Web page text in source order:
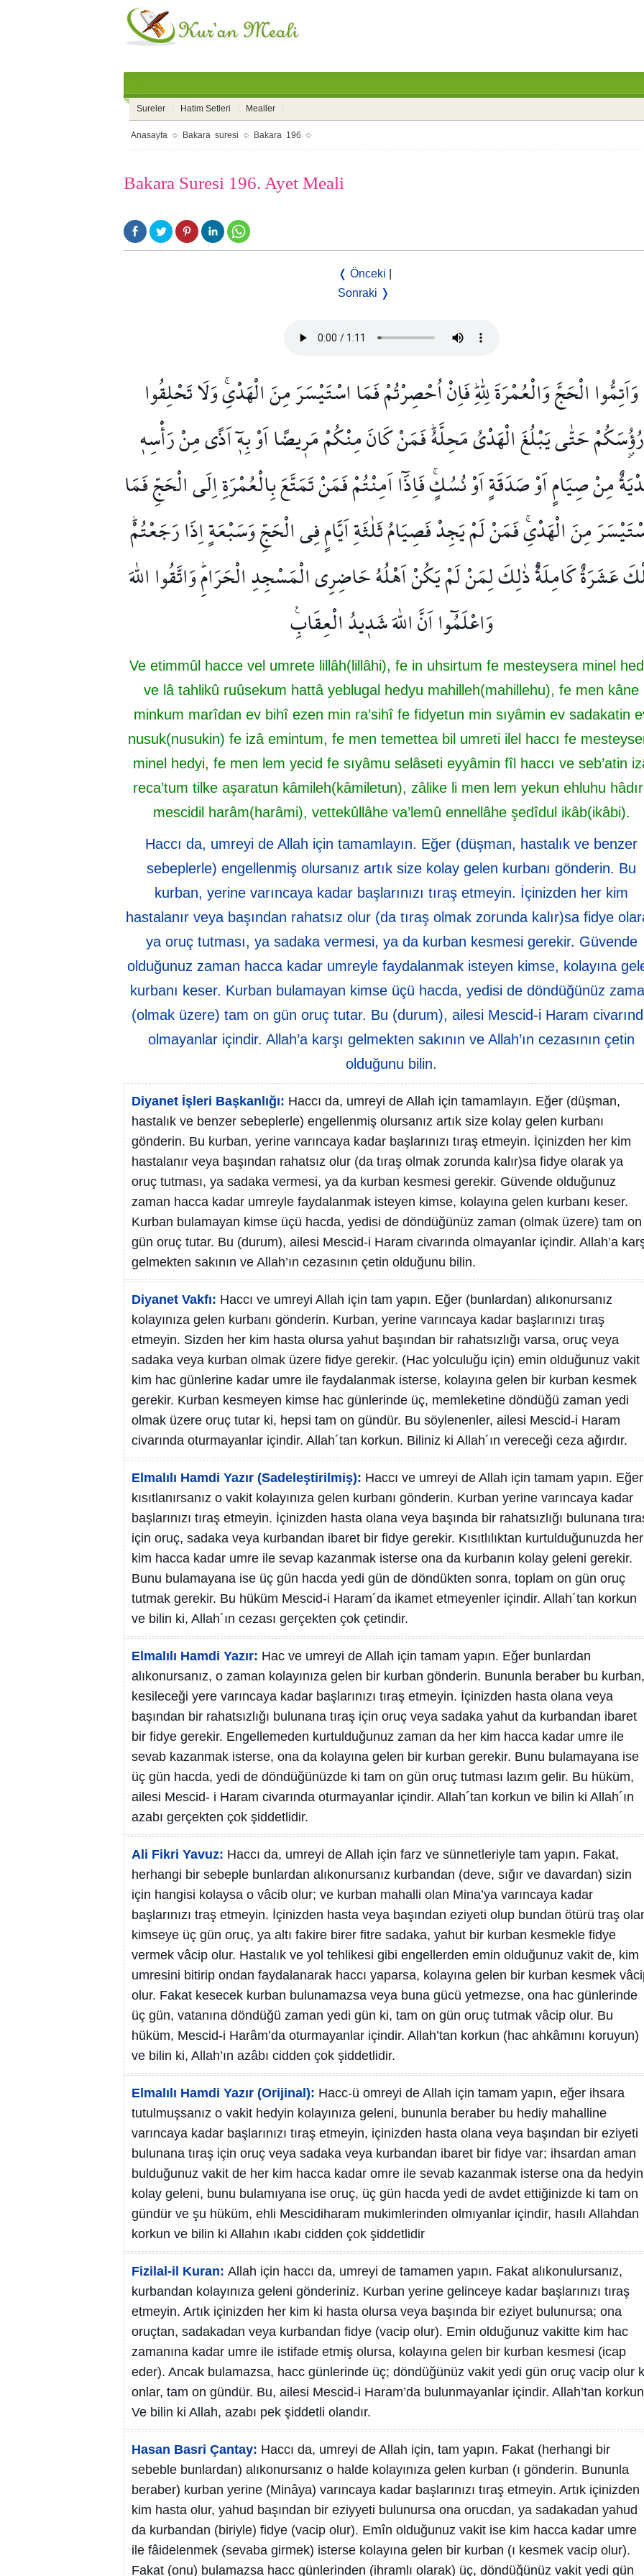
Sureler Hatim Setleri Mealler
Anasayfa Bakara suresi Bakara 196
Bakara Suresi 196. Ayet Meali
❬ Önceki
Sonraki ❭
وَاَتِمُّوا الْحَجَّ وَالْعُمْرَةَ لِلّٰهِۜ فَاِنْ اُحْصِرْتُمْ فَمَا اسْتَيْسَرَ مِنَ الْهَدْيِۚ وَلَا تَحْلِقُوا
رُؤُ۫سَكُمْ حَتّٰى يَبْلُغَ الْهَدْيُ مَحِلَّهُۜ فَمَنْ كَانَ مِنْكُمْ مَر۪يضًا اَوْ بِه۪ٓ اَذًى مِنْ رَأْسِه۪
مِنْ صِيَامٍ اَوْ صَدَقَةٍ اَوْ نُسُكٍۚ فَاِذَٓا اَمِنْتُمْ۠ فَمَنْ تَمَتَّعَ بِالْعُمْرَةِ اِلَى الْحَجِّ فَمَا
مِنَ الْهَدْيِۚ فَمَنْ لَمْ يَجِدْ فَصِيَامُ ثَلٰثَةِ اَيَّامٍ فِي الْحَجِّ وَسَبْعَةٍ اِذَا رَجَعْتُمْۜ
عَشَرَةٌ كَامِلَةٌۜ ذٰلِكَ لِمَنْ لَمْ يَكُنْ اَهْلُهُ حَاضِرِي الْمَسْجِدِ الْحَرَامِۜ وَاتَّقُوا اللّٰهَ
وَاعْلَمُٓوا اَنَّ اللّٰهَ شَد۪يدُ الْعِقَابِ۟
Ve etimmûl hacce vel umrete lillâh(lillâhi), fe in uhsirtum fe mesteysera minel
ve lâ tahlikû ruûsekum hattâ yeblugal hedyu mahilleh(mahillehu), fe men kâne
minkum marîdan ev bihî ezen min ra’sihî fe fidyetun min sıyâmin ev sadakatin
nusuk(nusukin) fe izâ emintum, fe men temettea bil umreti ilel haccı fe
minel hedyi, fe men lem yecid fe sıyâmu selâseti eyyâmin fîl haccı ve seb’atin
reca’tum tilke aşaratun kâmileh(kâmiletun), zâlike li men lem yekun ehluhu
mescidil harâm(harâmi), vettekûllâhe va’lemû ennellâhe şedîdul ikâb(ikâbi).
Haccı da, umreyi de Allah için tamamlayın. Eğer (düşman, hastalık ve benzer
sebeplerle) engellenmiş olursanız artık size kolay gelen kurbanı gönderin. Bu
kurban, yerine varıncaya kadar başlarınızı tıraş etmeyin. İçinizden her kim
hastalanır veya başından rahatsız olur (da tıraş olmak zorunda kalır)sa fidye
ya oruç tutması, ya sadaka vermesi, ya da kurban kesmesi gerekir. Güvende
olduğunuz zaman hacca kadar umreyle faydalanmak isteyen kimse, kolayına
kurbanı keser. Kurban bulamayan kimse üçü hacda, yedisi de döndüğünüz
(olmak üzere) tam on gün oruç tutar. Bu (durum), ailesi Mescid-i Haram
olmayanlar içindir. Allah’a karşı gelmekten sakının ve Allah’ın cezasının çetin
olduğunu bilin.
Diyanet İşleri Başkanlığı: Haccı da, umreyi de Allah için tamamlayın. Eğer (düşman,
hastalık ve benzer sebeplerle) engellenmiş olursanız artık size kolay gelen kurbanı
gönderin. Bu kurban, yerine varıncaya kadar başlarınızı tıraş etmeyin. İçinizden her kim
hastalanır veya başından rahatsız olur (da tıraş olmak zorunda kalır)sa fidye olarak ya
oruç tutması, ya sadaka vermesi, ya da kurban kesmesi gerekir. Güvende olduğunuz
zaman hacca kadar umreyle faydalanmak isteyen kimse, kolayına gelen kurbanı keser.
Kurban bulamayan kimse üçü hacda, yedisi de döndüğünüz zaman (olmak üzere) tam on
gün oruç tutar. Bu (durum), ailesi Mescid-i Haram civarında olmayanlar içindir. Allah’a
gelmekten sakının ve Allah’ın cezasının çetin olduğunu bilin.
Diyanet Vakfı: Haccı ve umreyi Allah için tam yapın. Eğer (bunlardan) alıkonursanız
kolayınıza gelen kurbanı gönderin. Kurban, yerine varıncaya kadar başlarınızı tıraş
etmeyin. Sizden her kim hasta olursa yahut başından bir rahatsızlığı varsa, oruç veya
sadaka veya kurban olmak üzere fidye gerekir. (Hac yolculuğu için) emin olduğunuz vakit
kim hac günlerine kadar umre ile faydalanmak isterse, kolayına gelen bir kurban kesmek
gerekir. Kurban kesmeyen kimse hac günlerinde üç, memleketine döndüğü zaman yedi
olmak üzere oruç tutar ki, hepsi tam on gündür. Bu söylenenler, ailesi Mescid-i Haram
civarında oturmayanlar içindir. Allah´tan korkun. Biliniz ki Allah´ın vereceği ceza ağırdır.
Elmalılı Hamdi Yazır (Sadeleştirilmiş): Haccı ve umreyi de Allah için tamam yapın. Eğer
kısıtlanırsanız o vakit kolayınıza gelen kurbanı gönderin. Kurban yerine varıncaya kadar
başlarınızı tıraş etmeyin. İçinizden hasta olana veya başında bir rahatsızlığı bulunana
için oruç, sadaka veya kurbandan ibaret bir fidye gerekir. Kısıtlılıktan kurtulduğunuzda her
kim hacca kadar umre ile sevap kazanmak isterse ona da kurbanın kolay geleni gerekir.
Bunu bulamayana ise üç gün hacda yedi gün de döndükten sonra, toplam on gün oruç
tutmak gerekir. Bu hüküm Mescid-i Haram´da ikamet etmeyenler içindir. Allah´tan korkun
ve bilin ki, Allah´ın cezası gerçekten çok çetindir.
Elmalılı Hamdi Yazır: Hac ve umreyi de Allah için tamam yapın. Eğer bunlardan
alıkonursanız, o zaman kolayınıza gelen bir kurban gönderin. Bununla beraber bu kurban,
kesileceği yere varıncaya kadar başlarınızı tıraş etmeyin. İçinizden hasta olana veya
başından bir rahatsızlığı bulunana tıraş için oruç veya sadaka yahut da kurbandan ibaret
bir fidye gerekir. Engellemeden kurtulduğunuz zaman da her kim hacca kadar umre ile
sevab kazanmak isterse, ona da kolayına gelen bir kurban gerekir. Bunu bulamayana ise
üç gün hacda, yedi de döndüğünüzde ki tam on gün oruç tutması lazım gelir. Bu hüküm,
ailesi Mescid- i Haram civarında oturmayanlar içindir. Allah´tan korkun ve bilin ki Allah´ın
azabı gerçekten çok şiddetlidir.
Ali Fikri Yavuz: Haccı da, umreyi de Allah için farz ve sünnetleriyle tam yapın. Fakat,
herhangi bir sebeple bunlardan alıkonursanız kurbandan (deve, sığır ve davardan) sizin
için hangisi kolaysa o vâcib olur; ve kurban mahalli olan Mina’ya varıncaya kadar
başlarınızı traş etmeyin. İçinizden hasta veya başından eziyeti olup bundan ötürü traş
kimseye üç gün oruç, ya altı fakire birer fitre sadaka, yahut bir kurban kesmekle fidye
vermek vâcip olur. Hastalık ve yol tehlikesi gibi engellerden emin olduğunuz vakit de, kim
umresini bitirip ondan faydalanarak haccı yaparsa, kolayına gelen bir kurban kesmek
olur. Fakat kesecek kurban bulunamazsa veya buna gücü yetmezse, ona hac günlerinde
üç gün, vatanına döndüğü zaman yedi gün ki, tam on gün oruç tutmak vâcip olur. Bu
hüküm, Mescid-i Harâm’da oturmayanlar içindir. Allah’tan korkun (hac ahkâmını koruyun)
ve bilin ki, Allah’ın azâbı cidden çok şiddetlidir.
Elmalılı Hamdi Yazır (Orijinal): Hacc-ü omreyi de Allah için tamam yapın, eğer ihsara
tutulmuşsanız o vakit hedyin kolayınıza geleni, bununla beraber bu hediy mahalline
varıncaya kadar başlarınızı tıraş etmeyin, içinizden hasta olana veya başından bir eziyeti
bulunana tıraş için oruç veya sadaka veya kurbandan ibaret bir fidye var; ihsardan aman
bulduğunuz vakit de her kim hacca kadar omre ile sevab kazanmak isterse ona da hedyin
kolay geleni, bunu bulamıyana ise oruç, üç gün hacda yedi de avdet ettiğinizde ki tam on
gündür ve şu hüküm, ehli Mescidiharam mukimlerinden olmıyanlar içindir, hasılı Allahdan
korkun ve bilin ki Allahın ıkabı cidden çok şiddetlidir
Fizilal-il Kuran: Allah için haccı da, umreyi de tamamen yapın. Fakat alıkonulursanız,
kurbandan kolayınıza geleni gönderiniz. Kurban yerine gelinceye kadar başlarınızı tıraş
etmeyin. Artık içinizden her kim ki hasta olursa veya başında bir eziyet bulunursa; ona
oruçtan, sadakadan veya kurbandan fidye (vacip olur). Emin olduğunuz vakitte kim hac
zamanına kadar umre ile istifade etmiş olursa, kolayına gelen bir kurban kesmesi (icap
eder). Ancak bulamazsa, hacc günlerinde üç; döndüğünüz vakit yedi gün oruç vacip olur
onlar, tam on gündür. Bu, ailesi Mescid-i Haram’da bulunmayanlar içindir. Allah’tan
Ve bilin ki Allah, azabı pek şiddetli olandır.
Hasan Basri Çantay: Haccı da, umreyi de Allah için, tam yapın. Fakat (herhangi bir
sebeble bunlardan) alıkonursanız o halde kolayınıza gelen kurban (ı gönderin. Bununla
beraber) kurban yerine (Minâya) varıncaya kadar başlarınızı tıraş etmeyin. Artık içinizden
kim hasta olur, yahud başından bir eziyyeti bulunursa ona orucdan, ya sadakadan yahud
da kurbandan (biriyle) fidye (vacip olur). Emîn olduğunuz vakit ise kim hacca kadar umre
ile fâidelenmek (sevaba girmek) isterse kolayına gelen bir kurban (ı kesmek vacip olur).
Fakat (onu) bulamazsa hacc günlerinden (ihramlı olarak) üç, döndüğünüz vakit yedi gün